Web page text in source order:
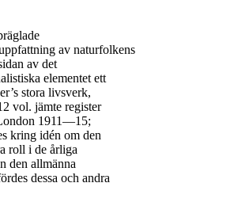
av naturfolkens
av det
elementet ett
stora livsverk,
vol. jämte register
1911—15;
kring idén om den
roll i de årliga
den allmänna
dessa och andra